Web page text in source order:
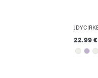
22.99 €